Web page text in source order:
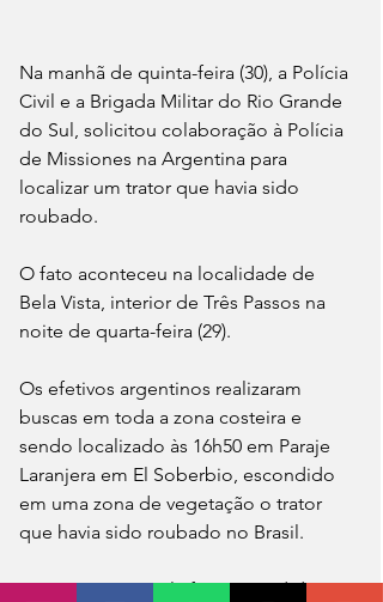
Na manhã de quinta-feira (30), a Polícia
Civil e a Brigada Militar do Rio Grande
do Sul, solicitou colaboração à Polícia
de Missiones na Argentina para
localizar um trator que havia sido
roubado.
O fato aconteceu na localidade de
Bela Vista, interior de Três Passos na
noite de quarta-feira (29).
Os efetivos argentinos realizaram
buscas em toda a zona costeira e
sendo localizado às 16h50 em Paraje
Laranjera em El Soberbio, escondido
em uma zona de vegetação o trator
que havia sido roubado no Brasil.
A máquina agrícola foi apreendida e